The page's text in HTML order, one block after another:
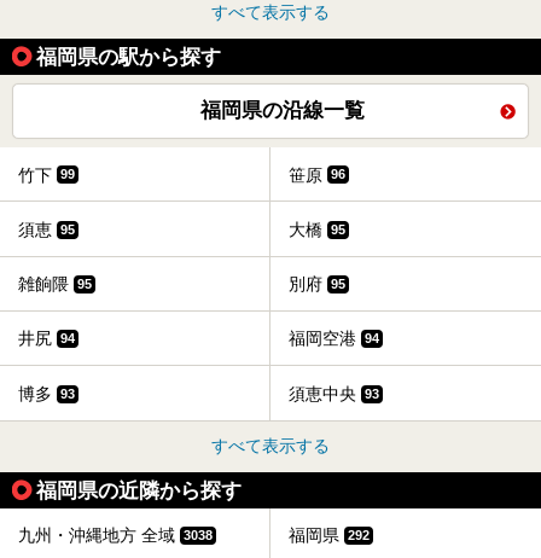
すべて表示する
福岡県の駅から探す
福岡県の沿線一覧
竹下 99 笹原 96
須恵 95 大橋 95
雑餉隈 95 別府 95
井尻 94 福岡空港 94
博多 93 須恵中央 93
すべて表示する
福岡県の近隣から探す
九州・沖縄地方 全域 3038 福岡県 292